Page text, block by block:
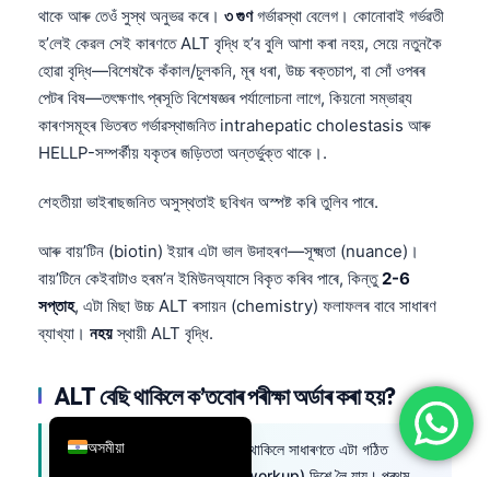
থাকে আৰু তেওঁ সুস্থ অনুভৱ কৰে। ৩ গুণগৰ্ভাৱস্থা বেলেগ। কোনোবাই গৰ্ভৱতী
হ’লেই কেৱল সেই কাৰণতে ALT বৃদ্ধি হ’ব বুলি আশা কৰা নহয়, সেয়ে নতুনকৈ
হোৱা বৃদ্ধি—বিশেষকৈ কঁকাল/চুলকনি, মূৰ ধৰা, উচ্চ ৰক্তচাপ, বা সোঁ ওপৰৰ
পেটৰ বিষ—তৎক্ষণাৎ প্ৰসূতি বিশেষজ্ঞৰ পৰ্যালোচনা লাগে, কিয়নো সম্ভাৱ্য
কাৰণসমূহৰ ভিতৰত গৰ্ভাৱস্থাজনিত intrahepatic cholestasis আৰু
HELLP-সম্পৰ্কীয় যকৃতৰ জড়িততা অন্তৰ্ভুক্ত থাকে।.
শেহতীয়া ভাইৰাছজনিত অসুস্থতাই ছবিখন অস্পষ্ট কৰি তুলিব পাৰে.
আৰু বায়’টিন (biotin) ইয়াৰ এটা ভাল উদাহৰণ—সূক্ষ্মতা (nuance)।
বায়’টিনে কেইবাটাও হৰম’ন ইমিউনঅ্যাসে বিকৃত কৰিব পাৰে, কিন্তু 2-6
সপ্তাহ, এটা মিছা উচ্চ ALT ৰসায়ন (chemistry) ফলাফলৰ বাবে সাধাৰণ
ব্যাখ্যা। নহয়স্থায়ী ALT বৃদ্ধি.
ALT বেছি থাকিলে ক’তবোৰ পৰীক্ষা অৰ্ডাৰ কৰা হয়?
দুটা পৰীক্ষাক
বেছি সময়ৰ বাবে থাকিলে সাধাৰণতে এটা গঠিত
অসমীয়া
English
العربية
Français
עִבְרִית
Español
Português
Ελληνικά
Türkçe
Română
简体中文